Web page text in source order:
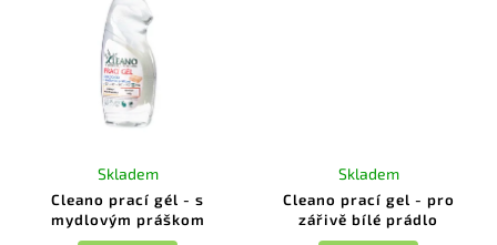
Cleano prací gél - s
mydlovým práškom
Skladem
Cleano prací gel - pro
zářivě bílé prádlo
Skladem